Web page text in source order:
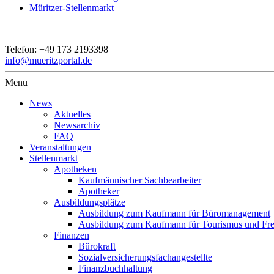
Müritzer-Stellenmarkt
Telefon: +49 173 2193398
info@mueritzportal.de
Menu
News
Aktuelles
Newsarchiv
FAQ
Veranstaltungen
Stellenmarkt
Apotheken
Kaufmännischer Sachbearbeiter
Apotheker
Ausbildungsplätze
Ausbildung zum Kaufmann für Büromanagement
Ausbildung zum Kaufmann für Tourismus und
Finanzen
Bürokraft
Sozialversicherungsfachangestellte
Finanzbuchhaltung